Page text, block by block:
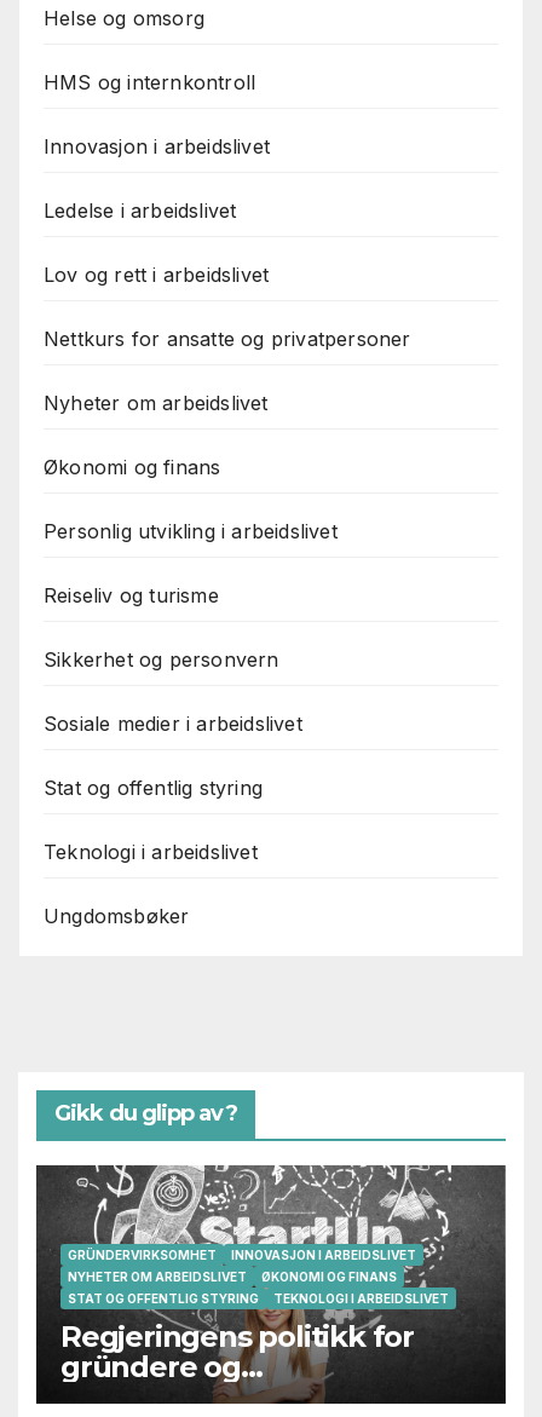
Helse og omsorg
HMS og internkontroll
Innovasjon i arbeidslivet
Ledelse i arbeidslivet
Lov og rett i arbeidslivet
Nettkurs for ansatte og privatpersoner
Nyheter om arbeidslivet
Økonomi og finans
Personlig utvikling i arbeidslivet
Reiseliv og turisme
Sikkerhet og personvern
Sosiale medier i arbeidslivet
Stat og offentlig styring
Teknologi i arbeidslivet
Ungdomsbøker
Gikk du glipp av?
GRÜNDERVIRKSOMHET
INNOVASJON I ARBEIDSLIVET
NYHETER OM ARBEIDSLIVET
ØKONOMI OG FINANS
STAT OG OFFENTLIG STYRING
TEKNOLOGI I ARBEIDSLIVET
Regjeringens politikk for
gründere og
oppstartsbedrifter svikter